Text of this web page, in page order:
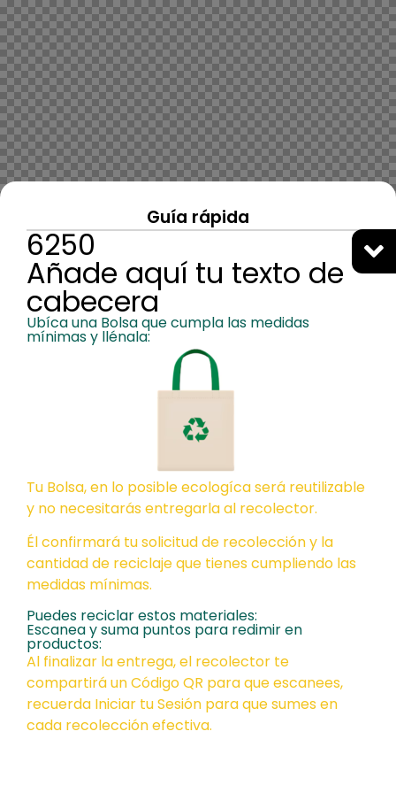
Guía rápida
6250
Añade aquí tu texto de
cabecera
Ubíca una Bolsa que cumpla las medidas
mínimas y llénala:
Tu Bolsa, en lo posible ecologíca será reutilizable
y no necesitarás entregarla al recolector.
Él confirmará tu solicitud de recolección y la
cantidad de reciclaje que tienes cumpliendo las
medidas mínimas.
Puedes reciclar estos materiales:
Escanea y suma puntos para redimir en
productos:
Al finalizar la entrega, el recolector te
compartirá un Código QR para que escanees,
recuerda Iniciar tu Sesión para que sumes en
cada recolección efectiva.